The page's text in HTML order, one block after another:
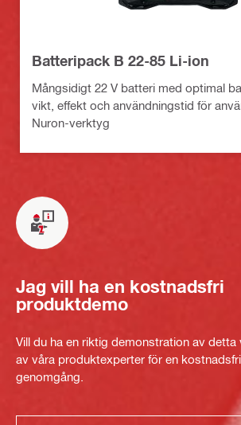
Batteripack B 22-85 Li-ion
Mångsidigt 22 V batteri med optimal
vikt, effekt och användningstid för
Nuron-verktyg
Jag vill ha en kostnadsfri
produktdemo
Vill du ha en riktig demonstration av detta
av våra produktexperter för en
genomgång.